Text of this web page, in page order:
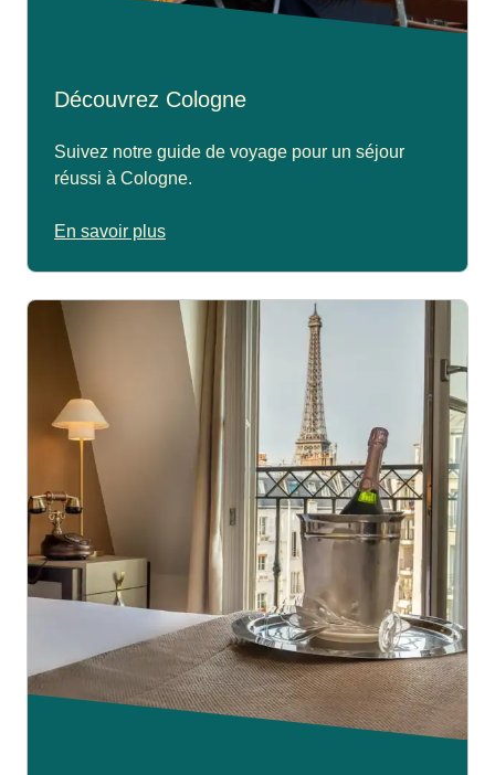
Découvrez Cologne
Suivez notre guide de voyage pour un séjour
réussi à Cologne.
En savoir plus